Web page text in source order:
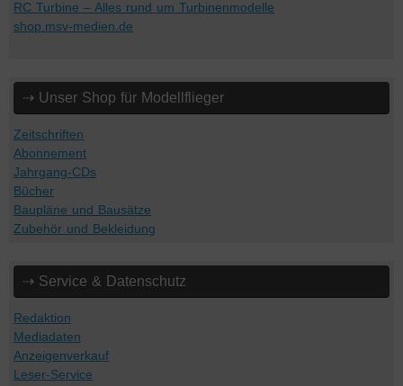
RC Turbine – Alles rund um Turbinenmodelle
shop.msv-medien.de
⇢ Unser Shop für Modellflieger
Zeitschriften
Abonnement
Jahrgang-CDs
Bücher
Baupläne und Bausätze
Zubehör und Bekleidung
⇢ Service & Datenschutz
Redaktion
Mediadaten
Anzeigenverkauf
Leser-Service